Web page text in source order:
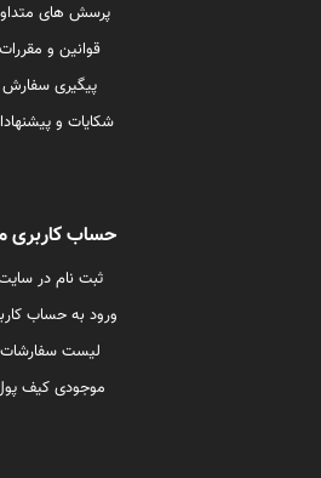
پرسش های
قوانین و مقررات
پیگیری سفارش
شکایات و
حساب کاربری
ثبت نام در
ورود به حساب
لیست سفارشات
موجودی کیف